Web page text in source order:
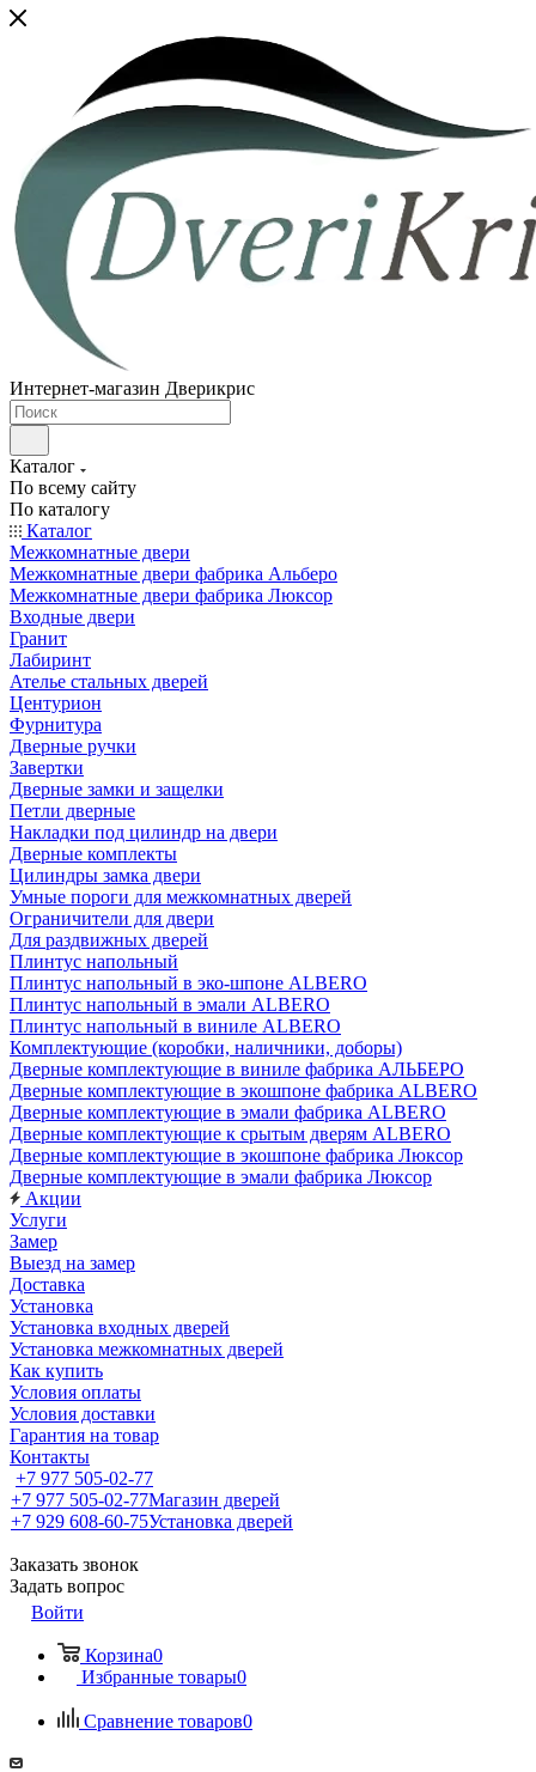
Интернет-магазин Дверикрис
Каталог
По всему сайту
По каталогу
Каталог
Межкомнатные двери
Межкомнатные двери фабрика Альберо
Межкомнатные двери фабрика Люксор
Входные двери
Гранит
Лабиринт
Ателье стальных дверей
Центурион
Фурнитура
Дверные ручки
Завертки
Дверные замки и защелки
Петли дверные
Накладки под цилиндр на двери
Дверные комплекты
Цилиндры замка двери
Умные пороги для межкомнатных дверей
Ограничители для двери
Для раздвижных дверей
Плинтус напольный
Плинтус напольный в эко-шпоне ALBERO
Плинтус напольный в эмали ALBERO
Плинтус напольный в виниле ALBERO
Комплектующие (коробки, наличники, доборы)
Дверные комплектующие в виниле фабрика АЛЬБЕРО
Дверные комплектующие в экошпоне фабрика ALBERO
Дверные комплектующие в эмали фабрика ALBERO
Дверные комплектующие к срытым дверям ALBERO
Дверные комплектующие в экошпоне фабрика Люксор
Дверные комплектующие в эмали фабрика Люксор
Акции
Услуги
Замер
Выезд на замер
Доставка
Установка
Установка входных дверей
Установка межкомнатных дверей
Как купить
Условия оплаты
Условия доставки
Гарантия на товар
Контакты
+7 977 505-02-77
+7 977 505-02-77Магазин дверей
+7 929 608-60-75Установка дверей
Заказать звонок
Задать вопрос
Войти
Корзина0
Избранные товары0
Сравнение товаров0